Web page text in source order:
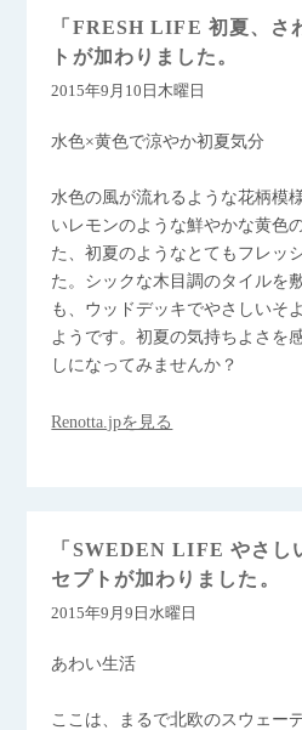
「FRESH LIFE 初夏、さ
トが加わりました。
2015年9月10日木曜日
水色×黄色で涼やか初夏気分
水色の風が流れるような花柄模
いレモンのような鮮やかな黄色
た、初夏のようなとてもフレッ
た。シックな木目調のタイルを
も、ウッドデッキでやさしいそ
ようです。初夏の気持ちよさを
しになってみませんか？
Renotta.jpを見る
「SWEDEN LIFE やさし
セプトが加わりました。
2015年9月9日水曜日
あわい生活
ここは、まるで北欧のスウェー